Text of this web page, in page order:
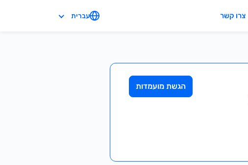
צרו קשר עברית
הגשת מועמדות